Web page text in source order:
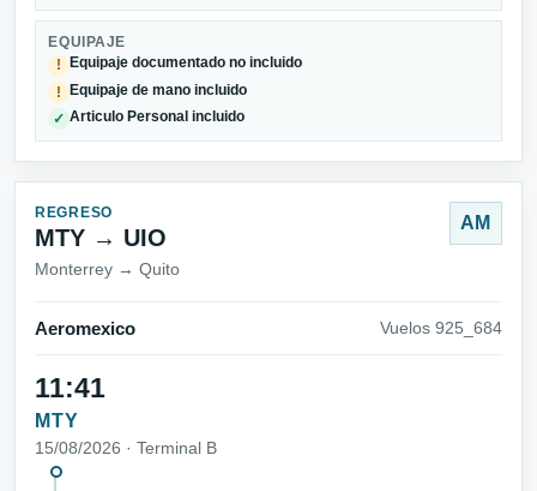
EQUIPAJE
!
Equipaje documentado no incluido
! Equipaje de mano incluido
✓ Articulo Personal incluido
REGRESO
MTY → UIO
Monterrey → Quito
AM
Aeromexico Vuelos 925_684
11:41
MTY
15/08/2026 · Terminal B